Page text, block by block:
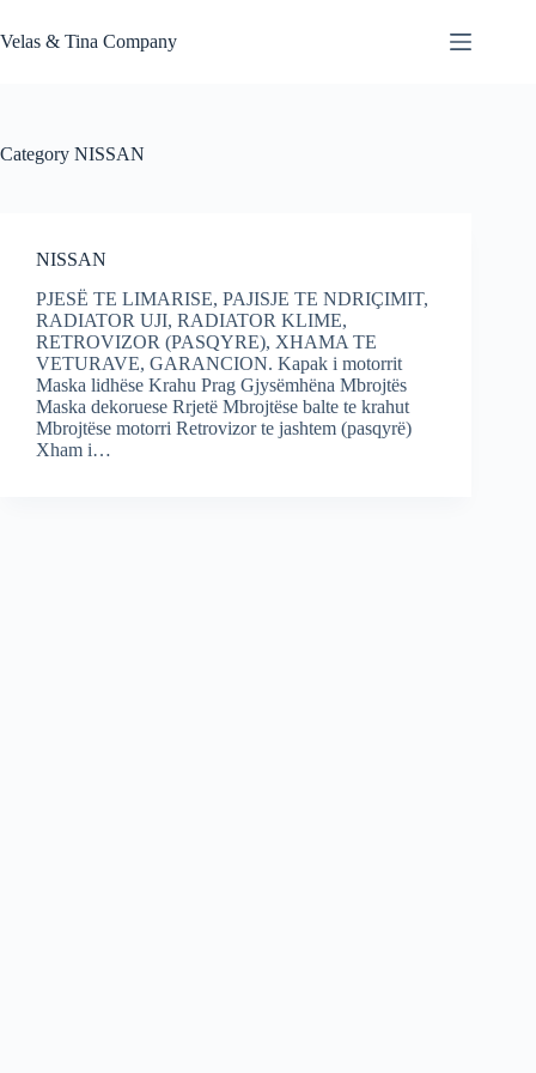
to
content
Velas & Tina Company
Category NISSAN
NISSAN
PJESË TE LIMARISE, PAJISJE TE NDRIÇIMIT,
RADIATOR UJI, RADIATOR KLIME,
RETROVIZOR (PASQYRE), XHAMA TE
VETURAVE, GARANCION. Kapak i motorrit
Maska lidhëse Krahu Prag Gjysëmhëna Mbrojtës
Maska dekoruese Rrjetë Mbrojtëse balte te krahut
Mbrojtëse motorri Retrovizor te jashtem (pasqyrë)
Xham i…